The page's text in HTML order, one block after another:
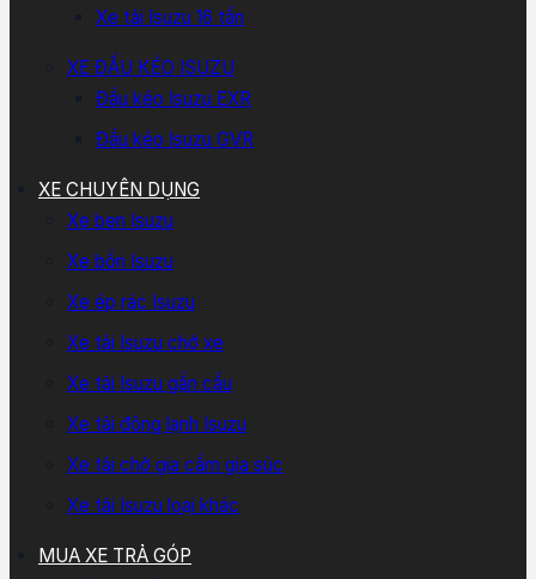
Xe tải Isuzu 16 tấn
XE ĐẦU KÉO ISUZU
Đầu kéo Isuzu EXR
Đầu kéo Isuzu GVR
XE CHUYÊN DỤNG
Xe ben Isuzu
Xe bồn Isuzu
Xe ép rác Isuzu
Xe tải Isuzu chở xe
Xe tải Isuzu gắn cẩu
Xe tải đông lạnh Isuzu
Xe tải chở gia cầm gia súc
Xe tải Isuzu loại khác
MUA XE TRẢ GÓP